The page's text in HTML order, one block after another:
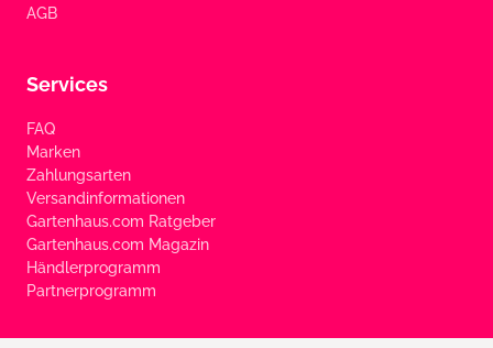
AGB
Services
FAQ
Marken
Zahlungsarten
Versandinformationen
Gartenhaus.com Ratgeber
Gartenhaus.com Magazin
Händlerprogramm
Partnerprogramm